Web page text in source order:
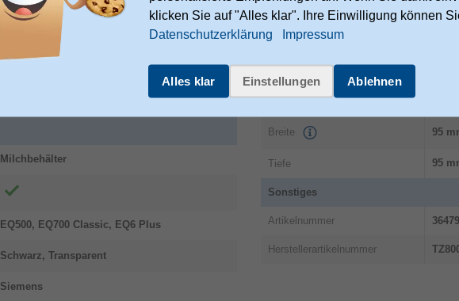
https://www.siemens-advanta.com/corporate-
Milchbehälter
EQ500, EQ700 Classic, EQ6 Plus
Schwarz, Transparent
Siemens
Breite 95
Tiefe 95
Sonstiges
Artikelnummer
Herstellerartikelnummer
klicken Sie auf "Alles klar". Ihre Einwilligung können
Datenschutzerklärung
Impressum
Alles klar Einstellungen Ablehnen